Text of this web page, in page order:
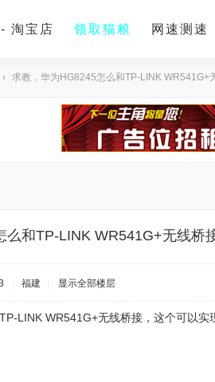
淘宝店 领取猫粮 网速测速
› 求教，华为HG8245怎么和TP-LINK WR541G+
么和TP-LINK WR541G+无线桥
福建 显示全部楼层
LINK WR541G+无线桥接，这个可以实